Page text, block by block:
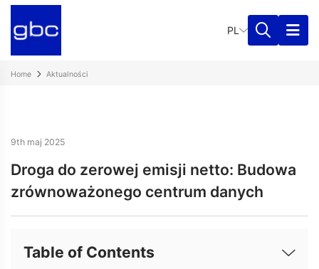
PL
Home Aktualności
9th maj 2025
Droga do zerowej emisji netto: Budowa
zrównoważonego centrum danych
Table of Contents